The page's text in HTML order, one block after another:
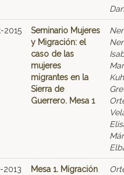
2015
Seminario Mujeres
y Migración: el
caso de las
mujeres
migrantes en la
Sierra de
Guerrero. Mesa 1
2013
Mesa 1. Migración